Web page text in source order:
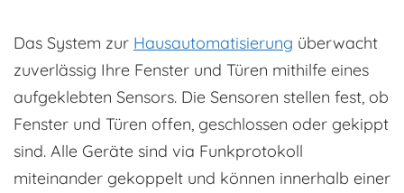
Das System zur Hausautomatisierung überwacht
zuverlässig Ihre Fenster und Türen mithilfe eines
aufgeklebten Sensors. Die Sensoren stellen fest, ob
Fenster und Türen offen, geschlossen oder gekippt
sind. Alle Geräte sind via Funkprotokoll
miteinander gekoppelt und können innerhalb einer